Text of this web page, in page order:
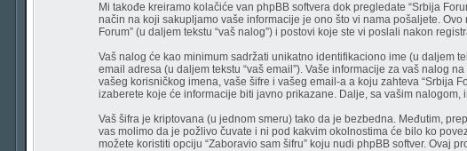
Mi takođe kreiramo kolačiće van phpBB softvera dok pregledate “Srbija
način na koji sakupljamo vaše informacije je ono što vi nama pošaljete.
Forum” (u daljem tekstu “vaš nalog”) i postovi koje ste vi poslali nakon
Vaš nalog će kao minimum sadržati unikatno identifikaciono ime (u daljem
email adresa (u daljem tekstu “vaš email”). Vaše informacije za vaš nalog
vašeg korisničkog imena, vaše šifre i vašeg email-a a koju zahteva “Srbija
izaberete koje će informacije biti javno prikazane. Dalje, sa vašim
Vaš šifra je kriptovana (u jednom smeru) tako da je bezbedna. Međutim,
vas molimo da je požlivo čuvate i ni pod kakvim okolnostima će bilo ko
možete koristiti opciju “Zaboravio sam šifru” koju nudi phpBB softver. Ovaj